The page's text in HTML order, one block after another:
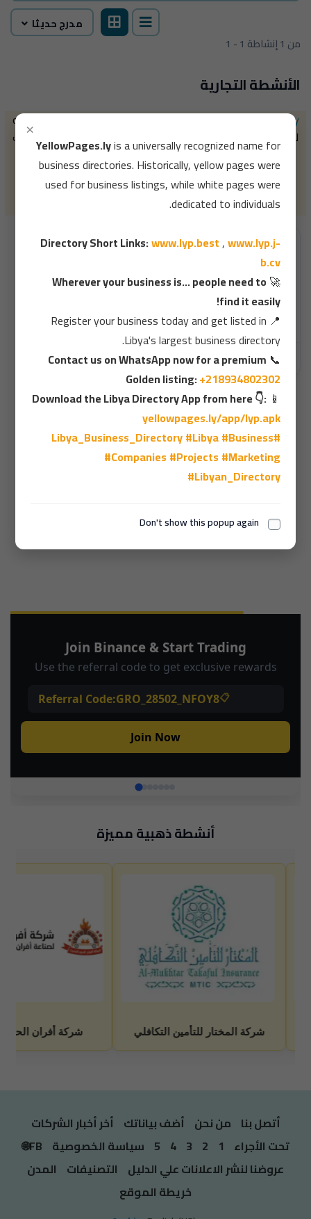
×
YellowPages.lyis a universally recognized name for
business directories. Historically, yellow pages were
used for business listings, while white pages were
dedicated to individuals.
Directory Short Links:www.lyp.best,www.lyp.j-
b.cv
🚀
Wherever your business is... people need to
find it easily!
📍
Register your business today and get listed in
Libya's largest business directory.
📞
Contact us on WhatsApp now for a premium
Golden listing:+218934802302
📱
Download the Libya Directory App from here 👇:
yellowpages.ly/app/lyp.apk
#Libya_Business_Directory
#Libya#Business
#Companies #Projects #Marketing
#Libyan_Directory
Don't show this popup again
1 - 1 من 1 إنشاطة
مدرج حديثا
الأنشطة التجارية
YellowPages.ly(الصفحات الصفراء) هو اسم عالمي متعارف عليه
للدليل التجاري، حيث كانت الصفحات الصفراء تُستخدم قديمًا لبيانات
الشركات، بينما خُصصت الصفحات البيضاء لبيانات الأفراد.
روابط مختصرة للدليل :
www.lyp.best,www.lyp.j-b.cv
,
قم بالبحث ألان بشكل دقيق داخل الدليل 👇
💎 الماسة للتقنية - وجهتكم الأولى لخدمات الدفع المسبق بالجملة 💎
1
أنشطة ذهبية مميزة
أتصل بنا من نحن أضف بياناتك أخر أخبار الشركات
تحت الأجراء 1
2
3
4
5 سياسة الخصوصية FB🌐
عروضنا لنشر الاعلانات علي الدليل التصنيفات المدن
خريطة الموقع